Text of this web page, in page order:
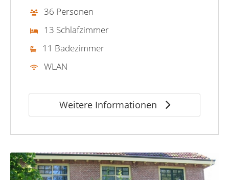
36 Personen
13 Schlafzimmer
11 Badezimmer
WLAN
Weitere Informationen